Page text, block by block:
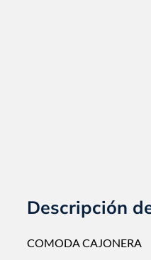
Descripción
COMODA CAJONERA